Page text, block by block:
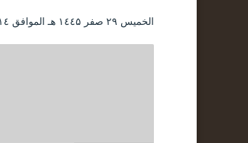
الخميس ۲۹ صفر ۱٤٤۵ هـ الموافق ۱٤ سبتمبر ۲۰۲۳ مـ |